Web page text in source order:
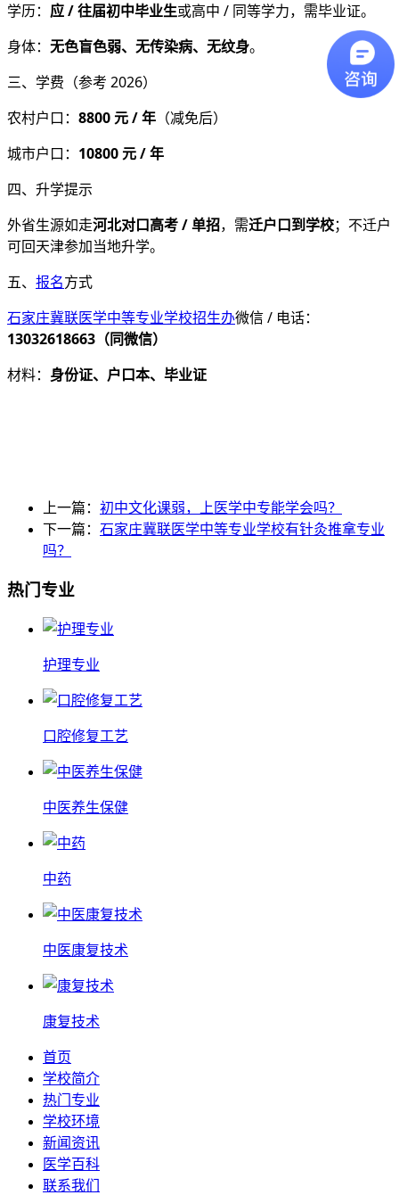
学历： 应 / 往届初中毕业生或高中 / 同等学力，需毕业证。
身体： 无色盲色弱、无传染病、无纹身。
三、学费（参考 2026）
农村户口： 8800 元 / 年 （减免后）
城市户口： 10800 元 / 年
四、升学提示
外省生源如走河北对口高考 / 单招，需迁户口到学校；不迁户
可回天津参加当地升学。
五、 报名方式
石家庄冀联医学中等专业学校招生办微信 / 电话：
13032618663（同微信）
材料： 身份证、户口本、毕业证
上一篇： 初中文化课弱，上医学中专能学会吗？
下一篇： 石家庄冀联医学中等专业学校有针灸推拿专业
吗？
热门专业
护理专业
口腔修复工艺
中医养生保健
中药
中医康复技术
康复技术
首页
学校简介
热门专业
学校环境
新闻资讯
医学百科
联系我们